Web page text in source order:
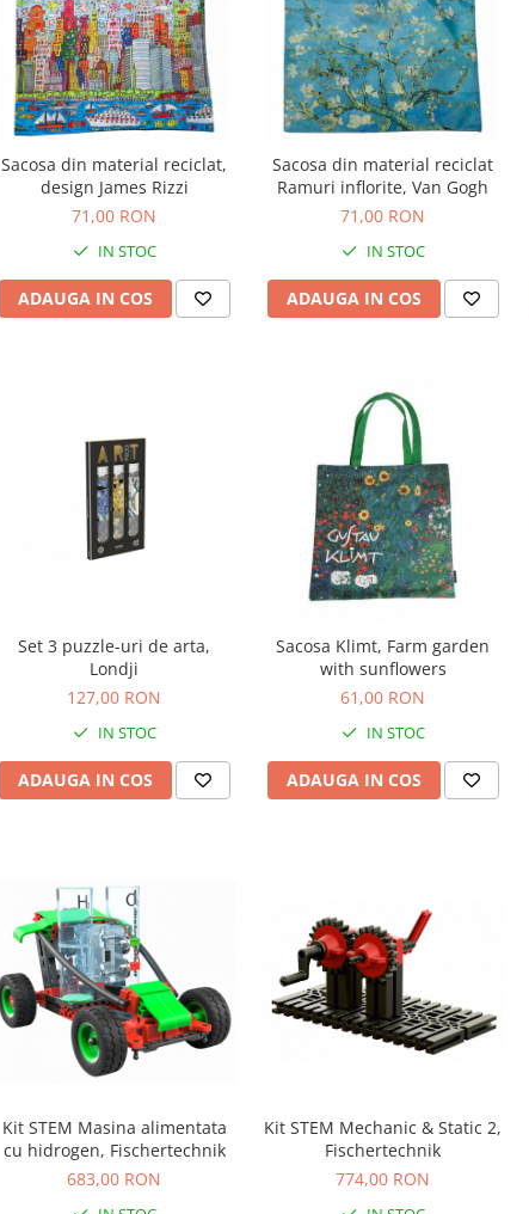
Sacosa din material reciclat,
design James Rizzi
71,00 RON
IN STOC
ADAUGA IN COS
Sacosa din material reciclat
Ramuri inflorite, Van Gogh
71,00 RON
IN STOC
ADAUGA IN COS
Set 3 puzzle-uri de arta,
Londji
127,00 RON
IN STOC
ADAUGA IN COS
Sacosa Klimt, Farm garden
with sunflowers
61,00 RON
IN STOC
ADAUGA IN COS
Kit STEM Masina alimentata
cu hidrogen, Fischertechnik
683,00 RON
Kit STEM Mechanic & Static 2,
Fischertechnik
774,00 RON